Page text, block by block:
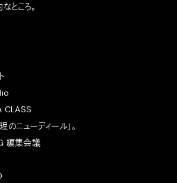
ところ。
CLASS
ニューディール」。
編集会議